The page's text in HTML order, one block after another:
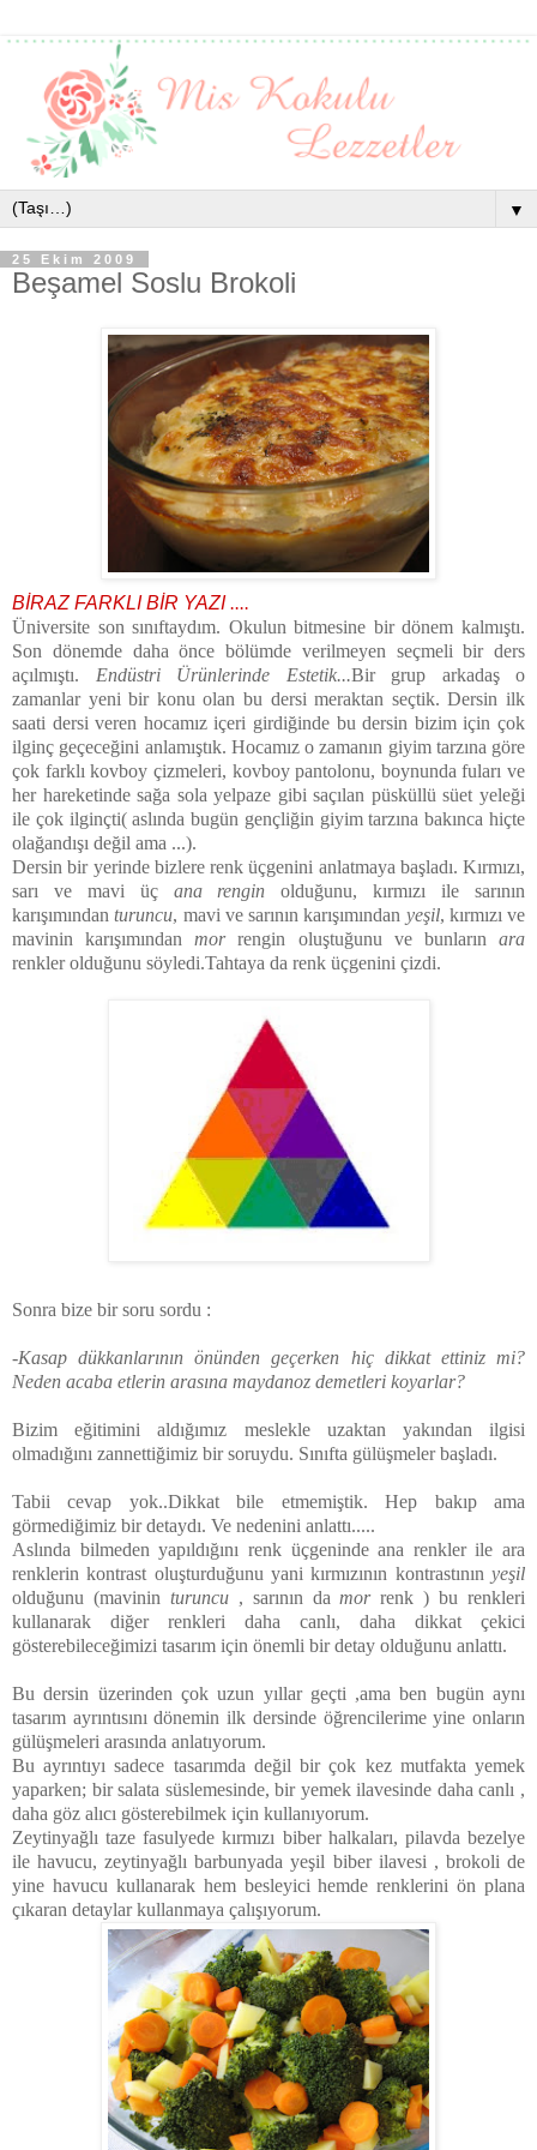
▼
25 Ekim 2009
Beşamel Soslu Brokoli
BİRAZ FARKLI BİR YAZI....
Üniversite son sınıftaydım. Okulun bitmesine bir dönem kalmıştı.
Son dönemde daha önce bölümde verilmeyen seçmeli bir ders
açılmıştı. Endüstri Ürünlerinde Estetik...Bir grup arkadaş o
zamanlar yeni bir konu olan bu dersi meraktan seçtik. Dersin ilk
saati dersi veren hocamız içeri girdiğinde bu dersin bizim için çok
ilginç geçeceğini anlamıştık. Hocamız o zamanın giyim tarzına göre
çok farklı kovboy çizmeleri, kovboy pantolonu, boynunda fuları ve
her hareketinde sağa sola yelpaze gibi saçılan püsküllü süet yeleği
ile çok ilginçti( aslında bugün gençliğin giyim tarzına bakınca hiçte
olağandışı değil ama ...).
Dersin bir yerinde bizlere renk üçgenini anlatmaya başladı. Kırmızı,
sarı ve mavi üç ana rengin olduğunu, kırmızı ile sarının
karışımındanturuncu, mavi ve sarının karışımından yeşil, kırmızı ve
mavinin karışımındanmorrengin oluştuğunu ve bunlarınara
renkler olduğunu söyledi.Tahtaya da renk üçgenini çizdi.
Sonra bize bir soru sordu :
-Kasap dükkanlarının önünden geçerken hiç dikkat ettiniz mi?
Neden acaba etlerin arasına maydanoz demetleri koyarlar?
Bizim eğitimini aldığımız meslekle uzaktan yakından ilgisi
olmadığını zannettiğimiz bir soruydu. Sınıfta gülüşmeler başladı.
Tabii cevap yok..Dikkat bile etmemiştik. Hep bakıp ama
görmediğimiz bir detaydı. Ve nedenini anlattı.....
Aslında bilmeden yapıldığını renk üçgeninde ana renkler ile ara
renklerin kontrast oluşturduğunu yani kırmızının kontrastının yeşil
olduğunu (mavinin turuncu, sarının damorrenk ) bu renkleri
kullanarak diğer renkleri daha canlı, daha dikkat çekici
gösterebileceğimizi tasarım için önemli bir detay olduğunu anlattı.
Bu dersin üzerinden çok uzun yıllar geçti ,ama ben bugün aynı
tasarım ayrıntısını dönemin ilk dersinde öğrencilerime yine onların
gülüşmeleri arasında anlatıyorum.
Bu ayrıntıyı sadece tasarımda değil bir çok kez mutfakta yemek
yaparken; bir salata süslemesinde, bir yemek ilavesinde daha canlı ,
daha göz alıcı gösterebilmek için kullanıyorum.
Zeytinyağlı taze fasulyede kırmızı biber halkaları, pilavda bezelye
ile havucu, zeytinyağlı barbunyada yeşil biber ilavesi , brokoli de
yine havucu kullanarak hem besleyici hemde renklerini ön plana
çıkaran detaylar kullanmaya çalışıyorum.